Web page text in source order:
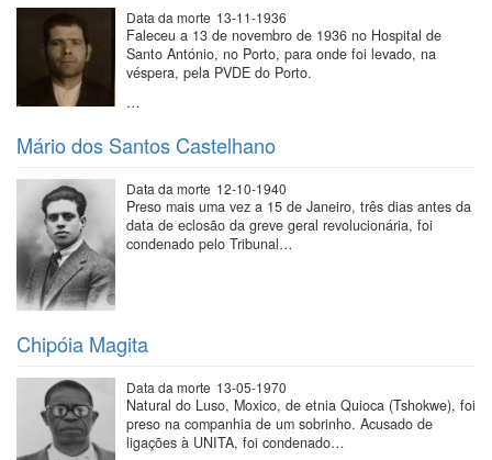
Data da morte 13-11-1936
Faleceu a 13 de novembro de 1936 no Hospital de
Santo António, no Porto, para onde foi levado, na
véspera, pela PVDE do Porto.
…
Mário dos Santos Castelhano
Data da morte 12-10-1940
Preso mais uma vez a 15 de Janeiro, três dias antes da
data de eclosão da greve geral revolucionária, foi
condenado pelo Tribunal…
Chipóia Magita
Data da morte 13-05-1970
Natural do Luso, Moxico, de etnia Quioca (Tshokwe), foi
preso na companhia de um sobrinho. Acusado de
ligações à UNITA, foi condenado…